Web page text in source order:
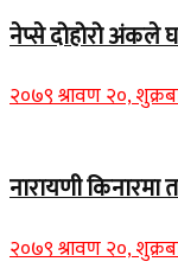
नेप्से दोहोरो अंकले
२०७९ श्रावण २०,
नारायणी
२०७९ श्रावण २०,